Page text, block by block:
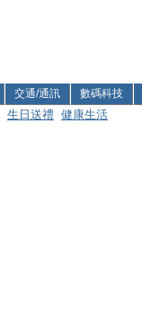
交通/通訊 數碼科技
生日送禮 健康生活